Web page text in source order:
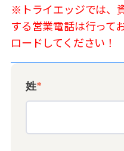
※トライエッジでは、
する営業電話は行って
ロードしてください！
姓*